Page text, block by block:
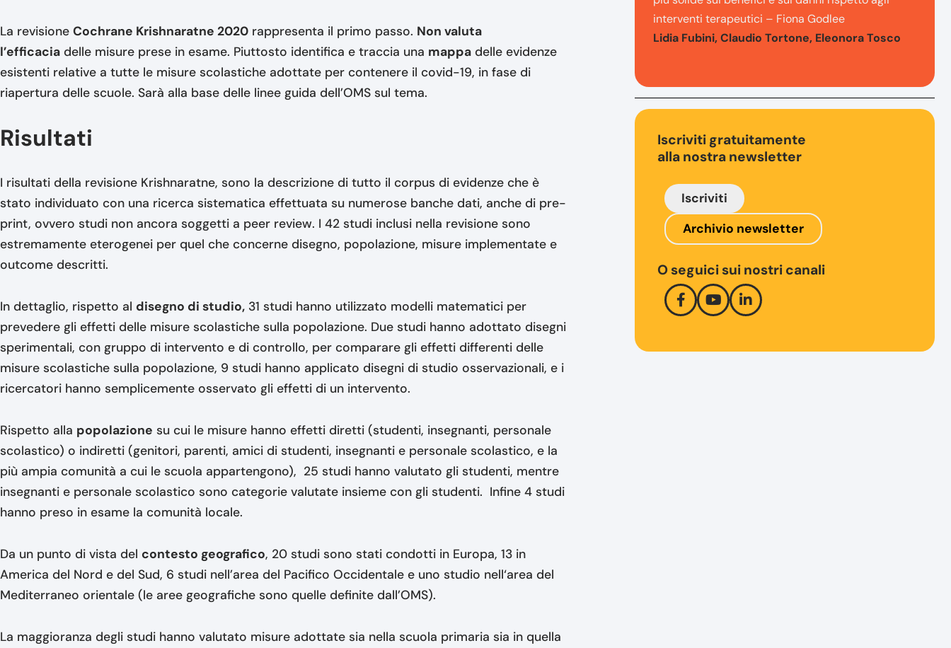
La revisione Cochrane Krishnaratne 2020 rappresenta il primo passo. Non valuta
l’efficacia delle misure prese in esame. Piuttosto identifica e traccia una mappa delle evidenze
esistenti relative a tutte le misure scolastiche adottate per contenere il covid-19, in fase di
riapertura delle scuole. Sarà alla base delle linee guida dell’OMS sul tema.
Risultati
I risultati della revisione Krishnaratne, sono la descrizione di tutto il corpus di evidenze che è
stato individuato con una ricerca sistematica effettuata su numerose banche dati, anche di pre-
print, ovvero studi non ancora soggetti a peer review. I 42 studi inclusi nella revisione sono
estremamente eterogenei per quel che concerne disegno, popolazione, misure implementate e
outcome descritti.
In dettaglio, rispetto al disegno di studio, 31 studi hanno utilizzato modelli matematici per
prevedere gli effetti delle misure scolastiche sulla popolazione. Due studi hanno adottato disegni
sperimentali, con gruppo di intervento e di controllo, per comparare gli effetti differenti delle
misure scolastiche sulla popolazione, 9 studi hanno applicato disegni di studio osservazionali, e i
ricercatori hanno semplicemente osservato gli effetti di un intervento.
Rispetto alla popolazione su cui le misure hanno effetti diretti (studenti, insegnanti, personale
scolastico) o indiretti (genitori, parenti, amici di studenti, insegnanti e personale scolastico, e la
più ampia comunità a cui le scuola appartengono), 25 studi hanno valutato gli studenti, mentre
insegnanti e personale scolastico sono categorie valutate insieme con gli studenti. Infine 4 studi
hanno preso in esame la comunità locale.
Da un punto di vista del contesto geografico, 20 studi sono stati condotti in Europa, 13 in
America del Nord e del Sud, 6 studi nell’area del Pacifico Occidentale e uno studio nell‘area del
Mediterraneo orientale (le aree geografiche sono quelle definite dall’OMS).
La maggioranza degli studi hanno valutato misure adottate sia nella scuola primaria sia in quella
interventi terapeutici – Fiona Godlee
Lidia Fubini, Claudio Tortone, Eleonora Tosco
Iscriviti gratuitamente
alla nostra newsletter
Iscriviti
Archivio newsletter
O seguici sui nostri canali